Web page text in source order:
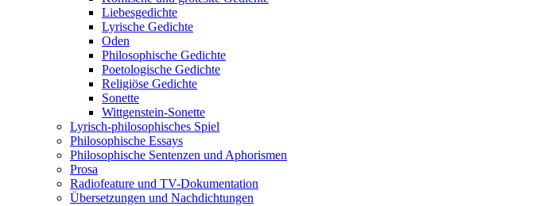
Liebesgedichte
Lyrische Gedichte
Oden
Philosophische Gedichte
Poetologische Gedichte
Religiöse Gedichte
Sonette
Wittgenstein-Sonette
Lyrisch-philosophisches Spiel
Philosophische Essays
Philosophische Sentenzen und Aphorismen
Prosa
Radiofeature und TV-Dokumentation
Übersetzungen und Nachdichtungen